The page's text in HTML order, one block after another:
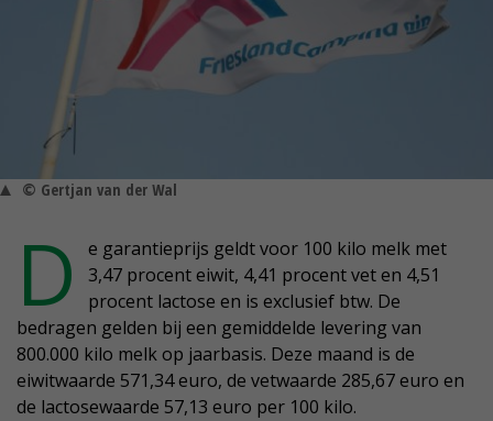
© Gertjan van der Wal
D
e garantieprijs geldt voor 100 kilo melk met
3,47 procent eiwit, 4,41 procent vet en 4,51
procent lactose en is exclusief btw. De
bedragen gelden bij een gemiddelde levering van
800.000 kilo melk op jaarbasis. Deze maand is de
eiwitwaarde 571,34 euro, de vetwaarde 285,67 euro en
de lactosewaarde 57,13 euro per 100 kilo.